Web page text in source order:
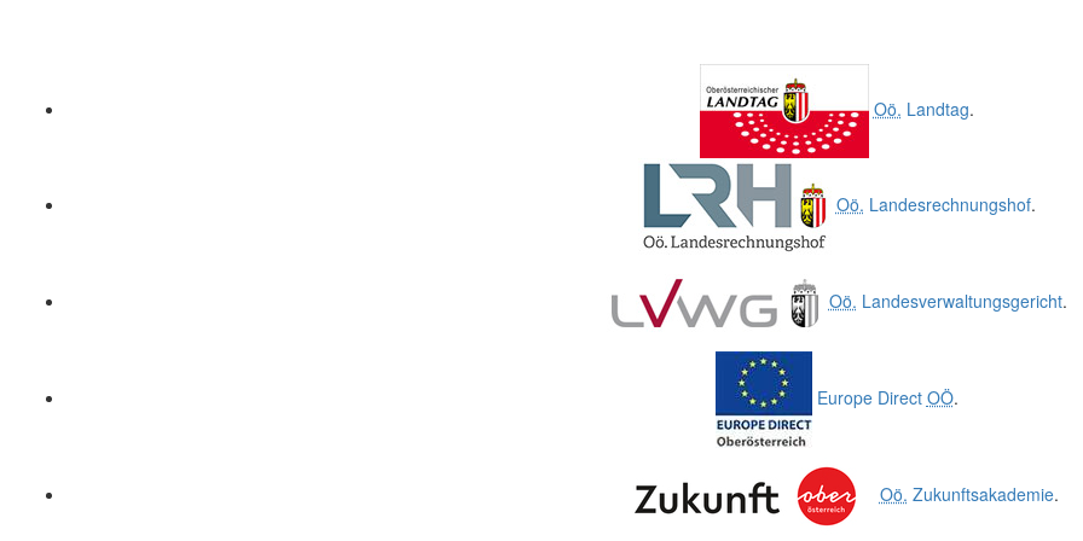
Oö. Landtag.
Oö. Landesrechnungshof.
Oö. Landesverwaltungsgericht.
Europe Direct OÖ.
Oö. Zukunftsakademie.